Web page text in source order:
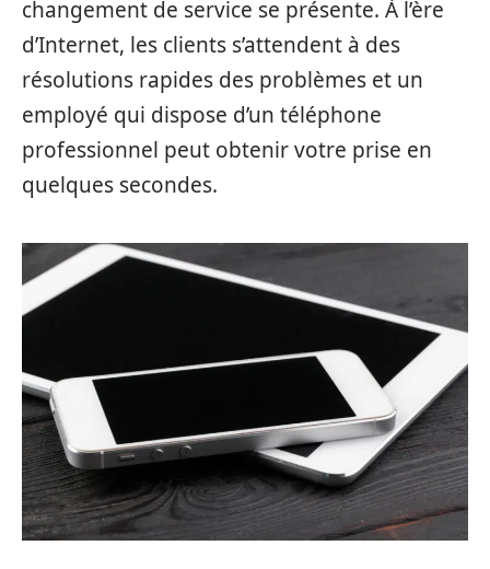
changement de service se présente. À l’ère
d’Internet, les clients s’attendent à des
résolutions rapides des problèmes et un
employé qui dispose d’un téléphone
professionnel peut obtenir votre prise en
quelques secondes.